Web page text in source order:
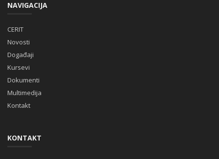
NAVIGACIJA
CERIT
Novosti
Događaji
Kursevi
Dokumenti
Multimedija
Kontakt
KONTAKT